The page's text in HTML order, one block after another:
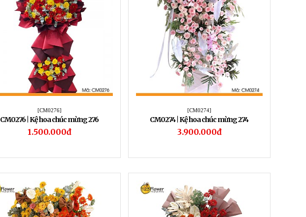
[CM0276]
CM0276 | Kệ hoa chúc mừng 276
1.500.000đ
[CM0274]
CM0274 | Kệ hoa chúc mừng 274
3.900.000đ